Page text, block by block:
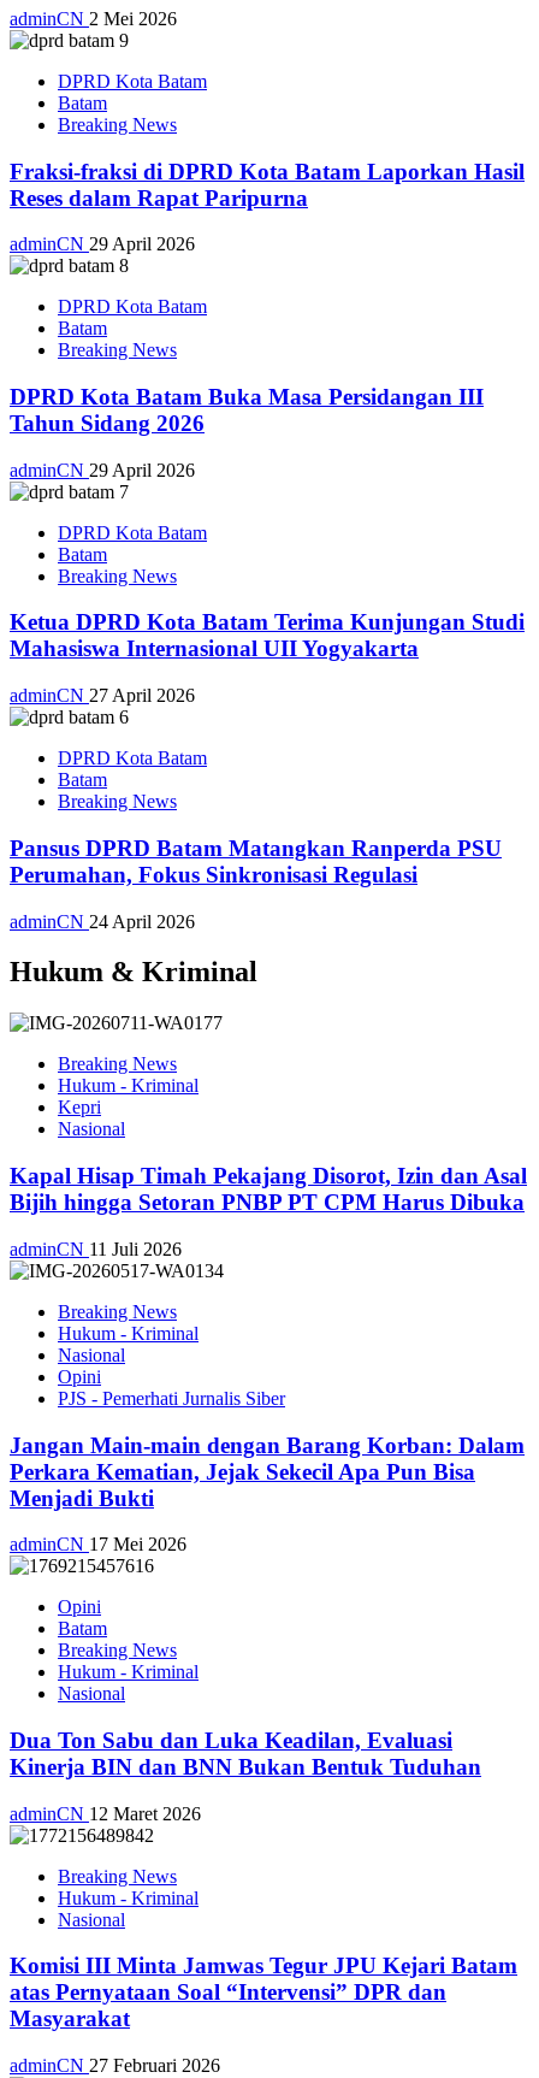
adminCN 2 Mei 2026
DPRD Kota Batam
Batam
Breaking News
Fraksi-fraksi di DPRD Kota Batam Laporkan Hasil
Reses dalam Rapat Paripurna
adminCN 29 April 2026
DPRD Kota Batam
Batam
Breaking News
DPRD Kota Batam Buka Masa Persidangan III
Tahun Sidang 2026
adminCN 29 April 2026
DPRD Kota Batam
Batam
Breaking News
Ketua DPRD Kota Batam Terima Kunjungan Studi
Mahasiswa Internasional UII Yogyakarta
adminCN 27 April 2026
DPRD Kota Batam
Batam
Breaking News
Pansus DPRD Batam Matangkan Ranperda PSU
Perumahan, Fokus Sinkronisasi Regulasi
adminCN 24 April 2026
Hukum & Kriminal
Breaking News
Hukum - Kriminal
Kepri
Nasional
Kapal Hisap Timah Pekajang Disorot, Izin dan Asal
Bijih hingga Setoran PNBP PT CPM Harus Dibuka
adminCN 11 Juli 2026
Breaking News
Hukum - Kriminal
Nasional
Opini
PJS - Pemerhati Jurnalis Siber
Jangan Main-main dengan Barang Korban: Dalam
Perkara Kematian, Jejak Sekecil Apa Pun Bisa
Menjadi Bukti
adminCN 17 Mei 2026
Opini
Batam
Breaking News
Hukum - Kriminal
Nasional
Dua Ton Sabu dan Luka Keadilan, Evaluasi
Kinerja BIN dan BNN Bukan Bentuk Tuduhan
adminCN 12 Maret 2026
Breaking News
Hukum - Kriminal
Nasional
Komisi III Minta Jamwas Tegur JPU Kejari Batam
atas Pernyataan Soal “Intervensi” DPR dan
Masyarakat
adminCN 27 Februari 2026